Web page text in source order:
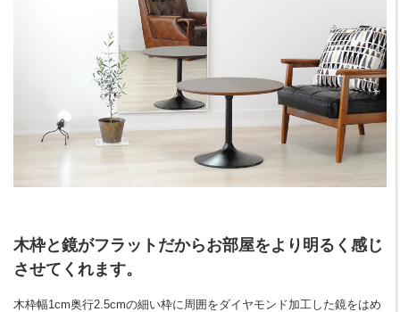
木枠と鏡がフラットだからお部屋をより明るく感じ
させてくれます。
木枠幅1cm奥行2.5cmの細い枠に周囲をダイヤモンド加工した鏡をはめ